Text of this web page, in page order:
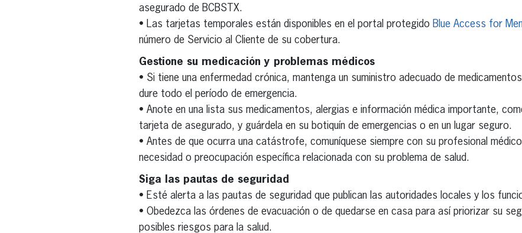
asegurado de BCBSTX.
• Las tarjetas temporales están disponibles en el portal protegido Blue Access for
número de Servicio al Cliente de su cobertura.
Gestione su medicación y problemas médicos
• Si tiene una enfermedad crónica, mantenga un suministro adecuado de
dure todo el período de emergencia.
• Anote en una lista sus medicamentos, alergias e información médica importante,
tarjeta de asegurado, y guárdela en su botiquín de emergencias o en un lugar seguro.
• Antes de que ocurra una catástrofe, comuníquese siempre con su profesional
necesidad o preocupación específica relacionada con su problema de salud.
Siga las pautas de seguridad
• Esté alerta a las pautas de seguridad que publican las autoridades locales y los
• Obedezca las órdenes de evacuación o de quedarse en casa para así priorizar su
posibles riesgos para la salud.